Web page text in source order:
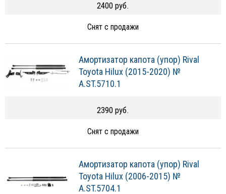
2400 руб.
Снят с продажи
Амортизатор капота (упор) Rival
Toyota Hilux (2015-2020) №
A.ST.5710.1
2390 руб.
Снят с продажи
Амортизатор капота (упор) Rival
Toyota Hilux (2006-2015) №
A.ST.5704.1